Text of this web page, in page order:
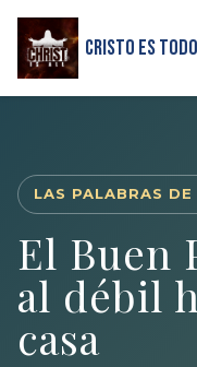
Cristo Es Todo
LAS PALABRAS DE
El Buen
al débil
casa